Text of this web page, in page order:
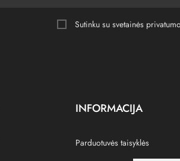
Sutinku su svetainės
INFORMACIJA
Parduotuvės taisyklės